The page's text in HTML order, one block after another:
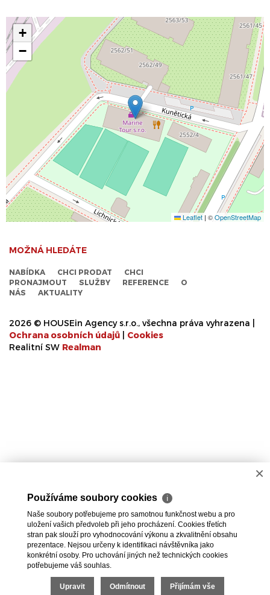
+
−
Leaflet | ©OpenStreetMap
MOŽNÁ HLEDÁTE
NABÍDKA CHCI PRODAT
CHCI
PRONAJMOUT
SLUŽBY REFERENCE
O
NÁS
AKTUALITY
2026 © HOUSEin Agency s.r.o., všechna práva vyhrazena |
Ochrana osobních údajů
Cookies
Realitní SW Realman
×
Používáme soubory cookies ℹ
Naše soubory potřebujeme pro samotnou funkčnost webu a pro
uložení vašich předvoleb při jeho procházení. Cookies třetích
stran pak slouží pro vyhodnocování výkonu a zkvalitnění obsahu
prezentace. Nejsou určeny k identifikaci návštěvníka jako
konkrétní osoby. Pro uchování jiných než technických cookies
potřebujeme váš souhlas.
Upravit Odmítnout Přijímám vše